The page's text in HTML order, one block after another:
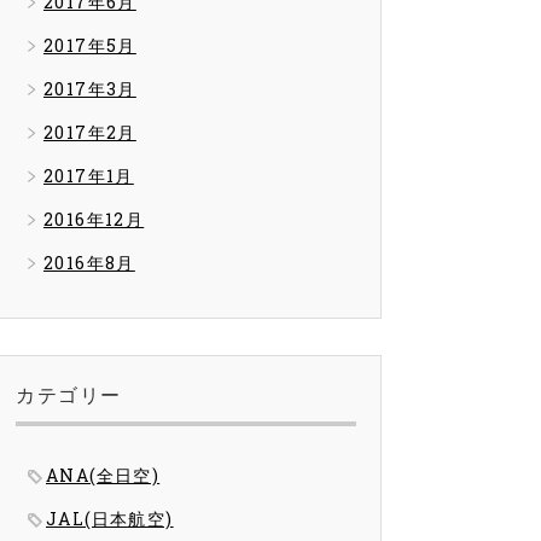
2017年5月
2017年3月
2017年2月
2017年1月
2016年12月
2016年8月
カテゴリー
ANA(全日空)
JAL(日本航空)